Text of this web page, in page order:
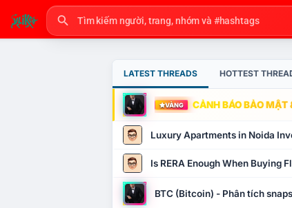
LATEST THREADS HOTTEST
VÀNG CẢNH BÁO BẢO MẬT
Luxury Apartments in Noida
Is RERA Enough When Buying
BTC (Bitcoin) - Phân tích